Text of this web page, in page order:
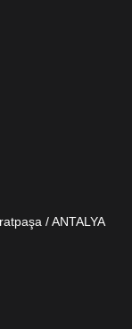
/ ANTALYA